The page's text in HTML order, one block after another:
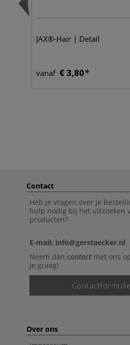
JAX®-Hair | Detail
vanaf € 3,80
Contact
Heb je vragen over je
hulp nodig bij het uitzoeken
producten?
E-mail: info@gerstaecker.nl
Neem dan contactmet ons
je graag!
Over ons